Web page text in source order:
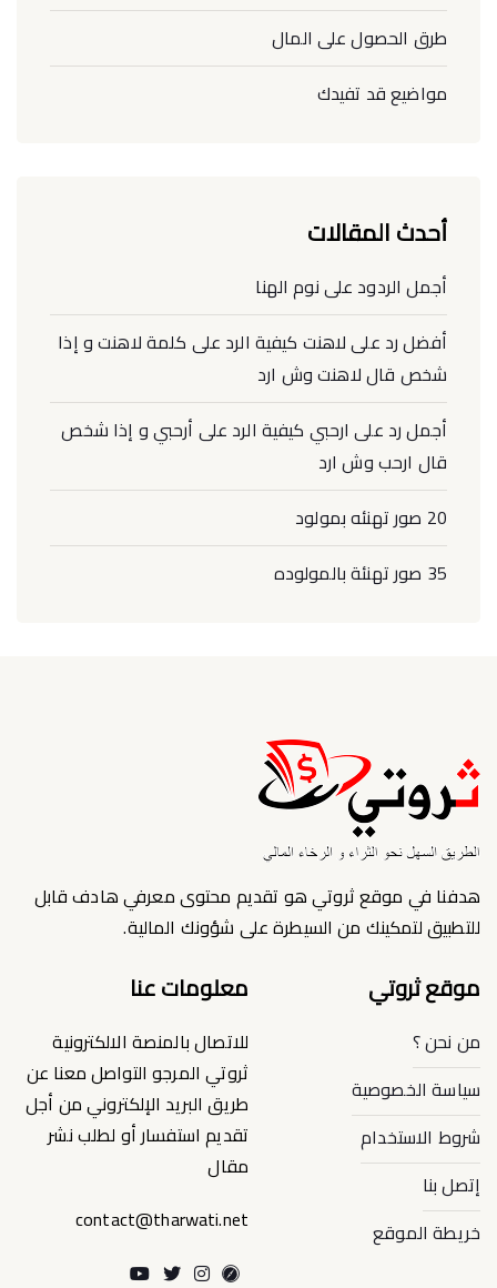
طرق الحصول على المال
مواضيع قد تفيدك
أحدث المقالات
أجمل الردود على نوم الهنا
أفضل رد على لاهنت كيفية الرد على كلمة لاهنت و إذا
شخص قال لاهنت وش ارد
أجمل رد على ارحبي كيفية الرد على أرحبي و إذا شخص
قال ارحب وش ارد
20 صور تهنئه بمولود
35 صور تهنئة بالمولوده
هدفنا في موقع ثروتي هو تقديم محتوى معرفي هادف قابل
للتطبيق لتمكينك من السيطرة على شؤونك المالية.
موقع ثروتي
من نحن ؟
سياسة الخصوصية
شروط الاستخدام
إتصل بنا
خريطة الموقع
معلومات عنا
للاتصال بالمنصة الالكترونية
ثروتي المرجو التواصل معنا عن
طريق البريد الإلكتروني من أجل
تقديم استفسار أو لطلب نشر
مقال
contact@tharwati.net